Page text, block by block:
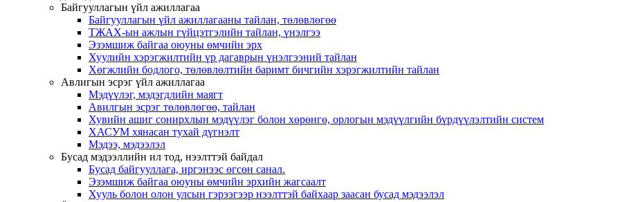
Байгууллагын үйл ажиллагаа
Байгууллагын үйл ажиллагааны тайлан, төлөвлөгөө
ТЖАХ-ын ажлын гүйцэтгэлийн тайлан, үнэлгээ
Эзэмшиж байгаа оюуны өмчийн эрх
Хуулийн хэрэгжилтийн үр дагаврын үнэлгээний тайлан
Хөгжлийн бодлого, төлөвлөлтийн баримт бичгийн хэрэгжилтийн тайлан
Авлигын эсрэг үйл ажиллагаа
Мэдүүлэг, мэдэгдлийн маягт
Авилгын эсрэг төлөвлөгөө, тайлан
Хувийн ашиг сонирхлын мэдүүлэг болон хөрөнгө, орлогын мэдүүлгийн бүрдүүлэлтийн систем
ХАСУМ хянасан тухай дүгнэлт
Мэдээ, мэдээлэл
Бусад мэдээллийн ил тод, нээлттэй байдал
Бусад байгууллага, иргэнээс өгсөн санал.
Эзэмшиж байгаа оюуны өмчийн эрхийн жагсаалт
Хууль болон олон улсын гэрээгээр нээлттэй байхаар заасан бусад мэдээлэл